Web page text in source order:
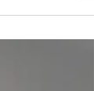
#colectivos